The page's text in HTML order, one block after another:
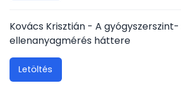
Kovács Krisztián - A gyógyszerszint-
ellenanyagmérés háttere
Letöltés